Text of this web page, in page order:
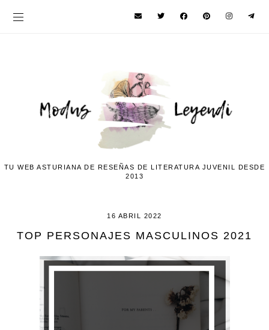
TU WEB ASTURIANA DE RESEÑAS DE LITERATURA JUVENIL DESDE
2013
16 ABRIL 2022
TOP PERSONAJES MASCULINOS 2021